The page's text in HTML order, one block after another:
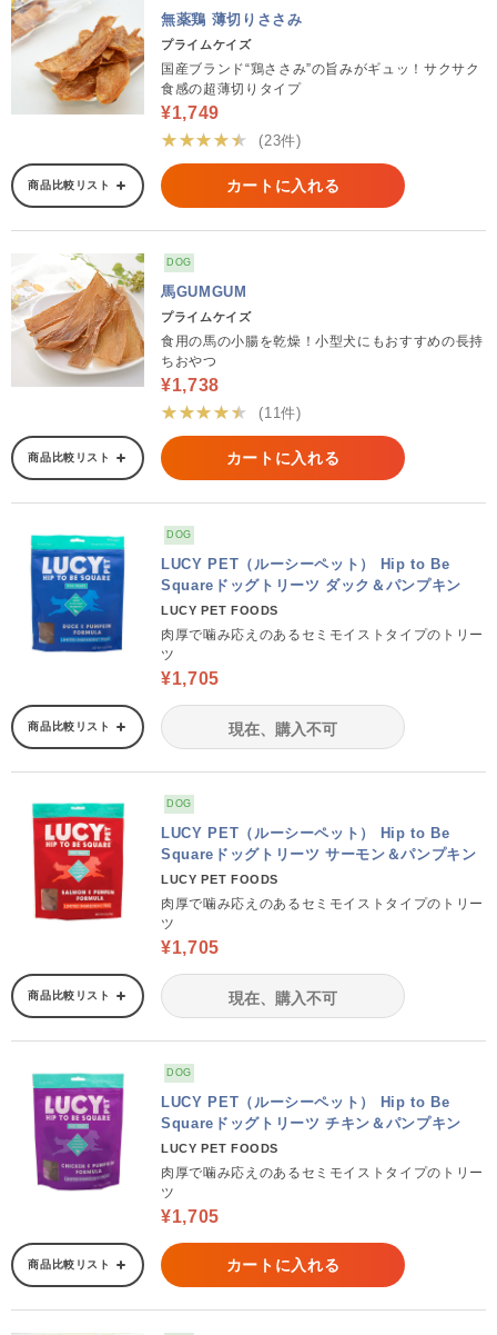
無薬鶏 薄切りささみ
プライムケイズ
国産ブランド“鶏ささみ”の旨みがギュッ！サクサク
食感の超薄切りタイプ
¥1,749
★★★★★
(23件)
商品比較リスト カートに入れる
DOG
馬GUMGUM
プライムケイズ
食用の馬の小腸を乾燥！小型犬にもおすすめの長持
ちおやつ
¥1,738
★★★★★
(11件)
商品比較リスト カートに入れる
DOG
LUCY PET（ルーシーペット） Hip to Be
Squareドッグトリーツ ダック＆パンプキン
LUCY PET FOODS
肉厚で噛み応えのあるセミモイストタイプのトリー
ツ
¥1,705
商品比較リスト 現在、購入不可
DOG
LUCY PET（ルーシーペット） Hip to Be
Squareドッグトリーツ サーモン＆パンプキン
LUCY PET FOODS
肉厚で噛み応えのあるセミモイストタイプのトリー
ツ
¥1,705
商品比較リスト 現在、購入不可
DOG
LUCY PET（ルーシーペット） Hip to Be
Squareドッグトリーツ チキン＆パンプキン
LUCY PET FOODS
肉厚で噛み応えのあるセミモイストタイプのトリー
ツ
¥1,705
商品比較リスト カートに入れる